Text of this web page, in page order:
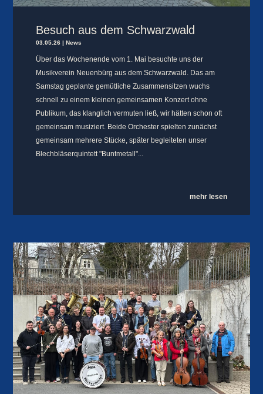
Besuch aus dem Schwarzwald
03.05.26 News
Über das Wochenende vom 1. Mai besuchte uns der
Musikverein Neuenbürg aus dem Schwarzwald. Das am
Samstag geplante gemütliche Zusammensitzen wuchs
schnell zu einem kleinen gemeinsamen Konzert ohne
Publikum, das klanglich vermuten ließ, wir hätten schon oft
gemeinsam musiziert. Beide Orchester spielten zunächst
gemeinsam mehrere Stücke, später begleiteten unser
Blechbläserquintett "Buntmetall"...
mehr lesen